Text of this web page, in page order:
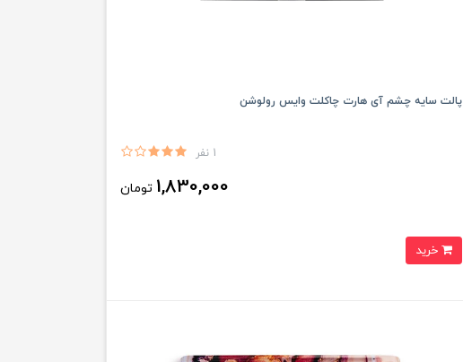
پالت سایه چشم آی هارت چاکلت وایس رولوشن
1 نفر
1,830,000 تومان
خرید